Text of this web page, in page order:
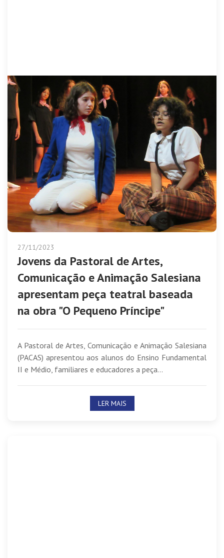
27/11/2023
Jovens da Pastoral de Artes,
Comunicação e Animação Salesiana
apresentam peça teatral baseada
na obra "O Pequeno Príncipe"
A Pastoral de Artes, Comunicação e Animação Salesiana
(PACAS) apresentou aos alunos do Ensino Fundamental
II e Médio, familiares e educadores a peça...
LER MAIS